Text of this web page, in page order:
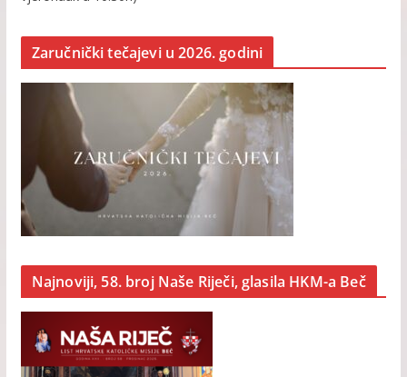
Zaručnički tečajevi u 2026. godini
Najnoviji, 58. broj Naše Riječi, glasila HKM-a Beč